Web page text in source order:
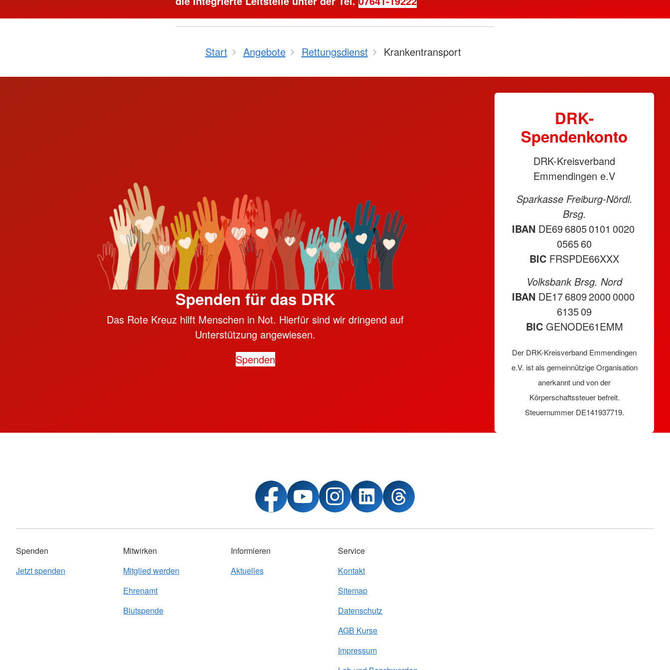
Start Angebote Rettungsdienst Krankentransport
Spenden für das DRK
Das Rote Kreuz hilft Menschen in Not. Hierfür sind wir dringend auf
Unterstützung angewiesen.
Spenden
DRK-
Spendenkonto
DRK-Kreisverband
Emmendingen e.V
Sparkasse Freiburg-Nördl.
Brsg.
IBAN DE69 6805 0101 0020
0565 60
BIC FRSPDE66XXX
Volksbank Brsg. Nord
IBAN DE17 6809 2000 0000
6135 09
BICGENODE61EMM
Der DRK-Kreisverband Emmendingen
e.V. ist als gemeinnützige Organisation
anerkannt und von der
Körperschaftssteuer befreit.
Steuernummer DE141937719.
Spenden
Jetzt spenden
Mitwirken
Mitglied werden
Ehrenamt
Blutspende
Informieren
Aktuelles
Service
Kontakt
Sitemap
Datenschutz
AGB Kurse
Impressum